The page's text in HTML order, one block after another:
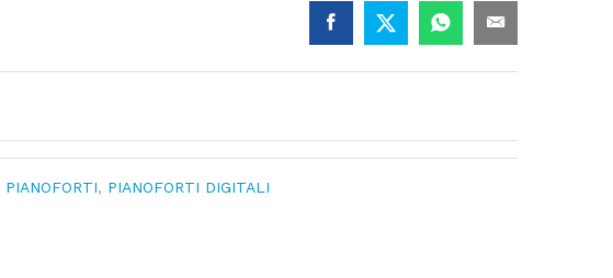
PIANOFORTI, PIANOFORTI DIGITALI